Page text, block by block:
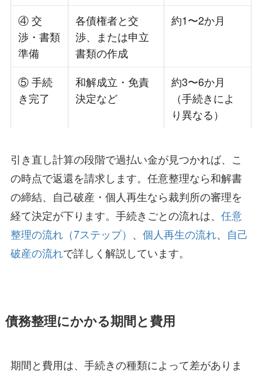
④ 交
渉・書類
準備
各債権者と交
渉、または申立
書類の作成
約1〜2か月
⑤ 手続
き完了
和解成立・免責
決定など
約3〜6か月
（手続きによ
り異なる）
引き直し計算の段階で過払い金が見つかれば、こ
の時点で返還を請求します。任意整理なら和解書
の締結、自己破産・個人再生なら裁判所の審理を
経て決定が下ります。手続きごとの流れは、 任意
整理の流れ（7ステップ） 、 個人再生の流れ、 自己
破産の流れで詳しく解説しています。
債務整理にかかる期間と費用
期間と費用は、手続きの種類によって差がありま